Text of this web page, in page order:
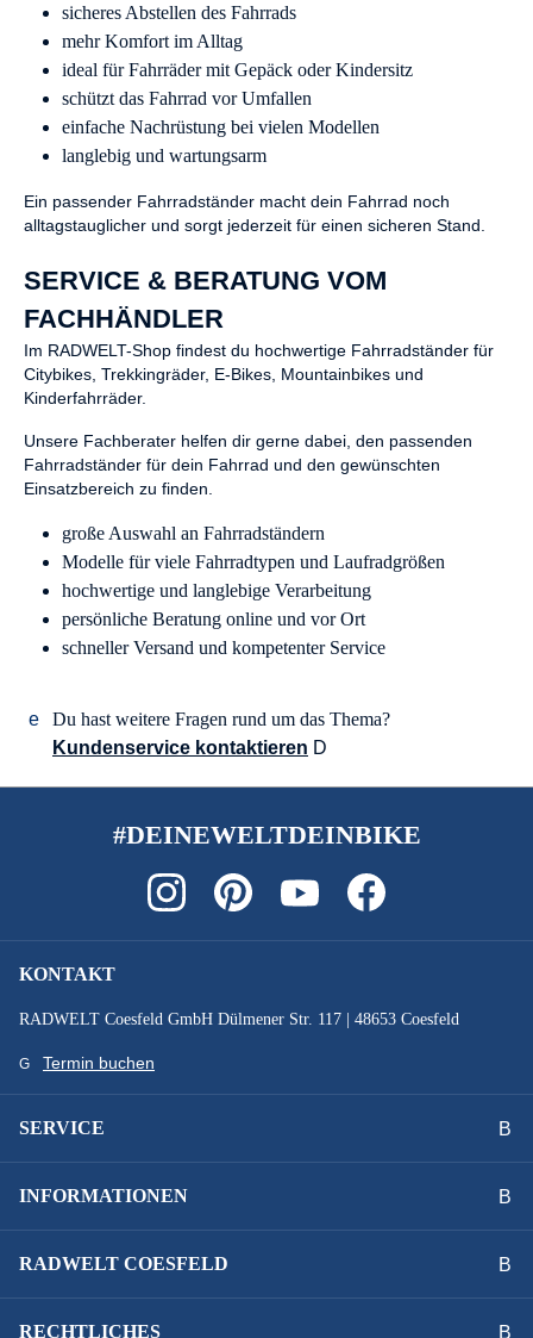
sicheres Abstellen des Fahrrads
mehr Komfort im Alltag
ideal für Fahrräder mit Gepäck oder Kindersitz
schützt das Fahrrad vor Umfallen
einfache Nachrüstung bei vielen Modellen
langlebig und wartungsarm
Ein passender Fahrradständer macht dein Fahrrad noch
alltagstauglicher und sorgt jederzeit für einen sicheren Stand.
SERVICE & BERATUNG VOM
FACHHÄNDLER
Im RADWELT-Shop findest du hochwertige Fahrradständer für
Citybikes, Trekkingräder, E-Bikes, Mountainbikes und
Kinderfahrräder.
Unsere Fachberater helfen dir gerne dabei, den passenden
Fahrradständer für dein Fahrrad und den gewünschten
Einsatzbereich zu finden.
große Auswahl an Fahrradständern
Modelle für viele Fahrradtypen und Laufradgrößen
hochwertige und langlebige Verarbeitung
persönliche Beratung online und vor Ort
schneller Versand und kompetenter Service
Du hast weitere Fragen rund um das Thema?
Kundenservice kontaktieren
#DEINEWELTDEINBIKE
KONTAKT
RADWELT Coesfeld GmbH Dülmener Str. 117 | 48653 Coesfeld
Termin buchen
SERVICE
INFORMATIONEN
RADWELT COESFELD
RECHTLICHES